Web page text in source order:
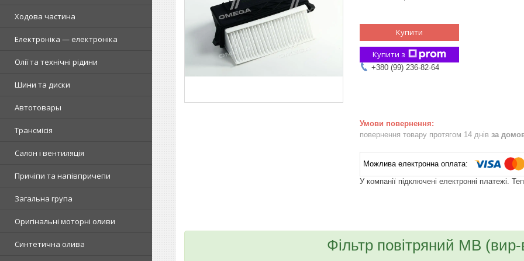
Ходова частина
Електроніка — електроніка
Олії та технічні рідини
Шини та диски
Автотовары
Трансмісія
Салон і вентиляція
Причіпи та напівпричепи
Загальна група
Оригінальні моторні оливи
Синтетична олива
Купити
Купити з
+380 (99) 236-82-64
повернення товару протягом 14 днів за
У компанії підключені електронні платежі.
Фільтр повітряний MB